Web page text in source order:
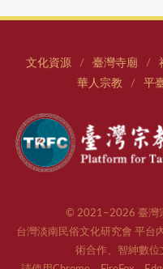
文化資源 / 臺灣寺廟 /
華人宗教 / 平
© 2021–2026 臺灣
台灣淡南民俗文化研究會 平台
術合作、智紳數位